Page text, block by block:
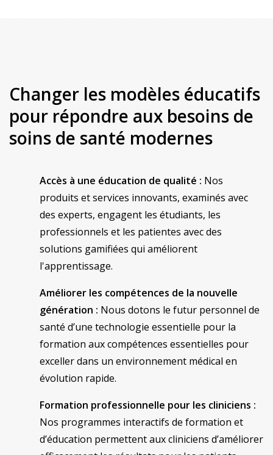
Changer les modèles éducatifs
pour répondre aux besoins de
soins de santé modernes
Accès à une éducation de qualité : Nos
produits et services innovants, examinés avec
des experts, engagent les étudiants, les
professionnels et les patientes avec des
solutions gamifiées qui améliorent
l'apprentissage.
Améliorer les compétences de la nouvelle
génération : Nous dotons le futur personnel de
santé d’une technologie essentielle pour la
formation aux compétences essentielles pour
exceller dans un environnement médical en
évolution rapide.
Formation professionnelle pour les cliniciens :
Nos programmes interactifs de formation et
d’éducation permettent aux cliniciens d’améliorer